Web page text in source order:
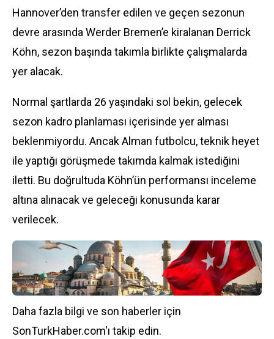
Hannover’den transfer edilen ve geçen sezonun
devre arasında Werder Bremen’e kiralanan Derrick
Köhn, sezon başında takımla birlikte çalışmalarda
yer alacak.
Normal şartlarda 26 yaşındaki sol bekin, gelecek
sezon kadro planlaması içerisinde yer alması
beklenmiyordu. Ancak Alman futbolcu, teknik heyet
ile yaptığı görüşmede takımda kalmak istediğini
iletti. Bu doğrultuda Köhn’ün performansı inceleme
altına alınacak ve geleceği konusunda karar
verilecek.
Daha fazla bilgi ve son haberler için
SonTurkHaber.com'ı takip edin.